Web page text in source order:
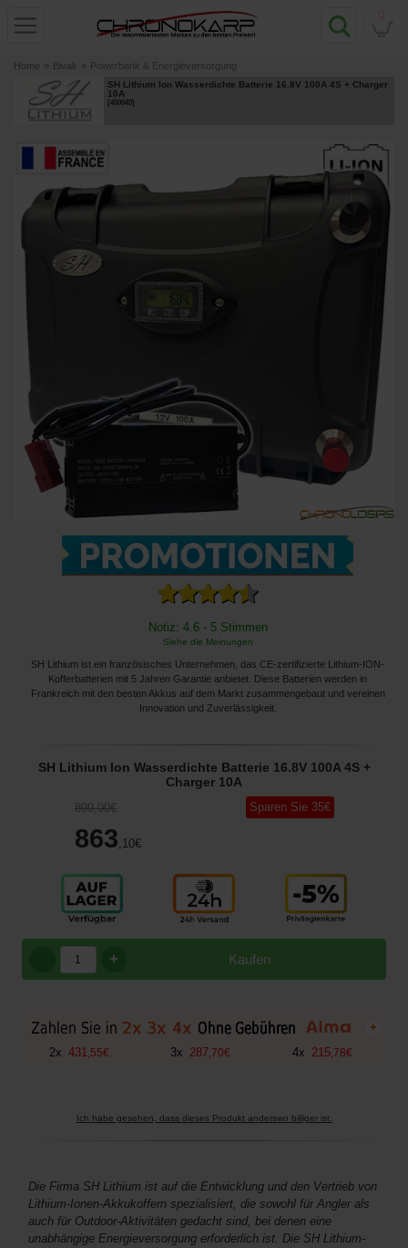
Home » Bivak » Powerbank & Energieversorgung
SH Lithium Ion Wasserdichte Batterie 16.8V 100A 4S + Charger
10A
[450043]
Notiz: 4.6 - 5 Stimmen
Siehe die Meinungen
SH Lithium ist ein französisches Unternehmen, das CE-zertifizierte Lithium-ION-
Kofferbatterien mit 5 Jahren Garantie anbietet. Diese Batterien werden in
Frankreich mit den besten Akkus auf dem Markt zusammengebaut und vereinen
Innovation und Zuverlässigkeit.
SH Lithium Ion Wasserdichte Batterie 16.8V 100A 4S +
Charger 10A
899,00€
863 ,10€
Sparen Sie 35€
Kaufen
+
+
2x 431 55€ 3x 287 70€ 4x 215, 78€
Ich habe gesehen, dass dieses Produkt anderswo billiger ist.
Die Firma SH Lithium ist auf die Entwicklung und den Vertrieb von
Lithium-Ionen-Akkukoffern spezialisiert, die sowohl für Angler als
auch für Outdoor-Aktivitäten gedacht sind, bei denen eine
unabhängige Energieversorgung erforderlich ist. Die SH Lithium-